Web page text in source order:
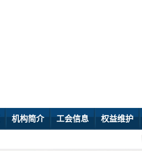
机构简介 工会信息 权益维护